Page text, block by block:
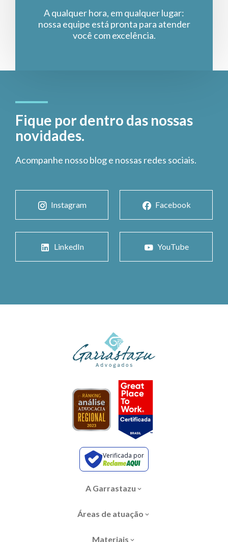
A qualquer hora, em qualquer lugar:
nossa equipe está pronta para atender
você com excelência.
Fique por dentro das nossas
novidades.
Acompanhe nosso blog e nossas redes sociais.
Instagram Facebook
LinkedIn YouTube
Verificada por
A Garrastazu
Áreas de atuação
Materiais